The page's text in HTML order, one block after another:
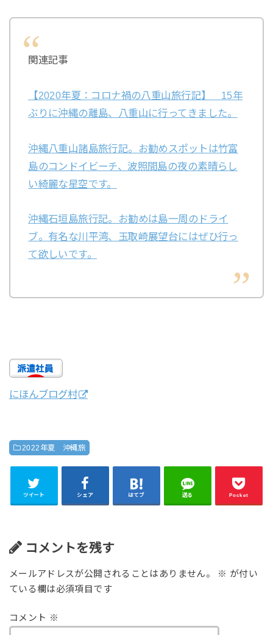
関連記事
【2020年夏：コロナ禍の八重山旅行記】 15年
ぶりに沖縄の離島、八重山に行ってきました。
沖縄八重山諸島旅行記。お勧めスポットは竹富
島のコンドイビーチ、波照間島の夜の素晴らし
い綺麗な星空です。
沖縄石垣島旅行記。お勧めは島一周のドライ
ブ。有名な川平湾、玉取崎展望台にはぜひ行っ
て欲しいです。
にほんブログ村
2022年夏 沖縄旅
ツイート シェア はてブ 送る Pocket
コメントを残す
メールアドレスが公開されることはありません。 ※ が付い
ている欄は必須項目です
コメント ※